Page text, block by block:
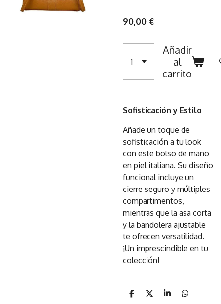
90,00 €
Añadir
al
carrito
Sofisticación y Estilo
Añade un toque de
sofisticación a tu look
con este bolso de mano
en piel italiana. Su diseño
funcional incluye un
cierre seguro y múltiples
compartimentos,
mientras que la asa corta
y la bandolera ajustable
te ofrecen versatilidad.
¡Un imprescindible en tu
colección!
C
C
C
C